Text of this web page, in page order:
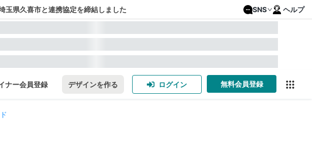
玉県久喜市と連携協定を締結しました SNS ヘルプ
ナー会員登録 デザインを作る ログイン 無料会員登録